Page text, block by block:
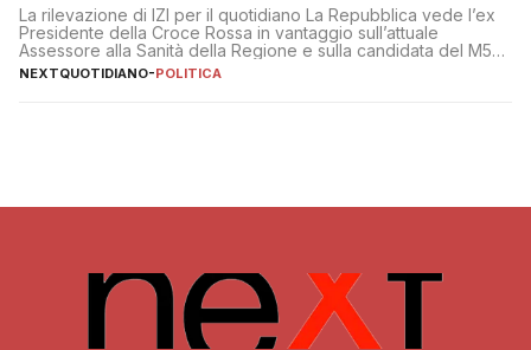
La rilevazione di IZI per il quotidiano La Repubblica vede l’ex
Presidente della Croce Rossa in vantaggio sull’attuale
Assessore alla Sanità della Regione e sulla candidata del M5S
Donatella Bianchi
NEXTQUOTIDIANO-POLITICA